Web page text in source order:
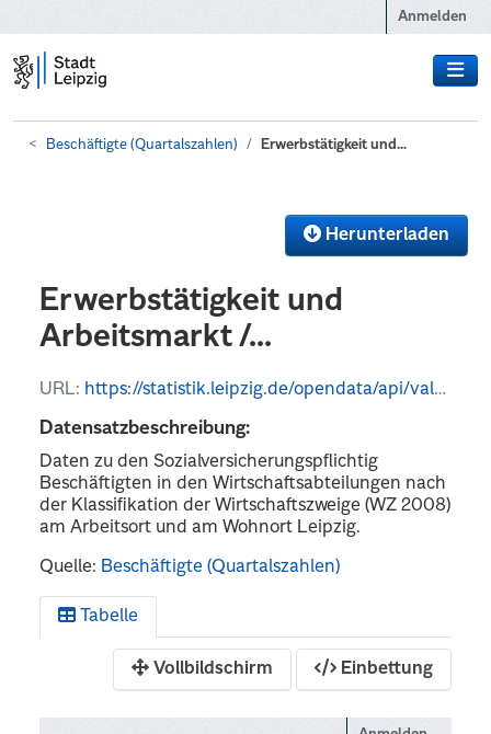
Anmelden
Beschäftigte (Quartalszahlen) Erwerbstätigkeit und...
Herunterladen
Erwerbstätigkeit und
Arbeitsmarkt /...
URL: https://statistik.leipzig.de/opendata/api/values?kategorie_nr=7&rubrik_nr=1&periode=q&format=csv
Datensatzbeschreibung:
Daten zu den Sozialversicherungspflichtig
Beschäftigten in den Wirtschaftsabteilungen nach
der Klassifikation der Wirtschaftszweige (WZ 2008)
am Arbeitsort und am Wohnort Leipzig.
Quelle: Beschäftigte (Quartalszahlen)
Tabelle
Vollbildschirm Einbettung